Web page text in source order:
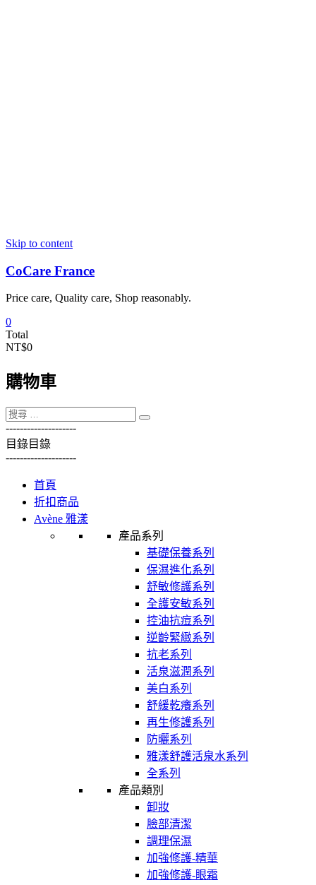
Skip to content
CoCare France
Price care, Quality care, Shop reasonably.
0
Total
NT$0
購物車
--------------------
目錄目錄
--------------------
首頁
折扣商品
Avène 雅漾
產品系列
基礎保養系列
保濕進化系列
舒敏修護系列
全護安敏系列
控油抗痘系列
逆齡緊緻系列
抗老系列
活泉滋潤系列
美白系列
舒緩乾癢系列
再生修護系列
防曬系列
雅漾舒護活泉水系列
全系列
產品類別
卸妝
臉部清潔
調理保濕
加強修護-精華
加強修護-眼霜